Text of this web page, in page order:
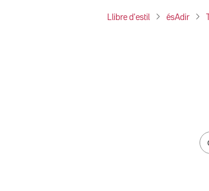
Llibre d'estil ésAdir